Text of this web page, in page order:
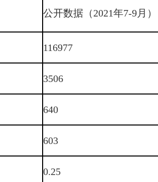
公开数据（2021年7-9月）
116977
3506
640
603
0.25